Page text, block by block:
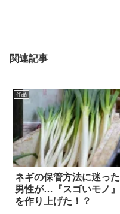
関連記事
作品
ネギの保管方法に迷った
男性が…『スゴいモノ』
を作り上げた！？